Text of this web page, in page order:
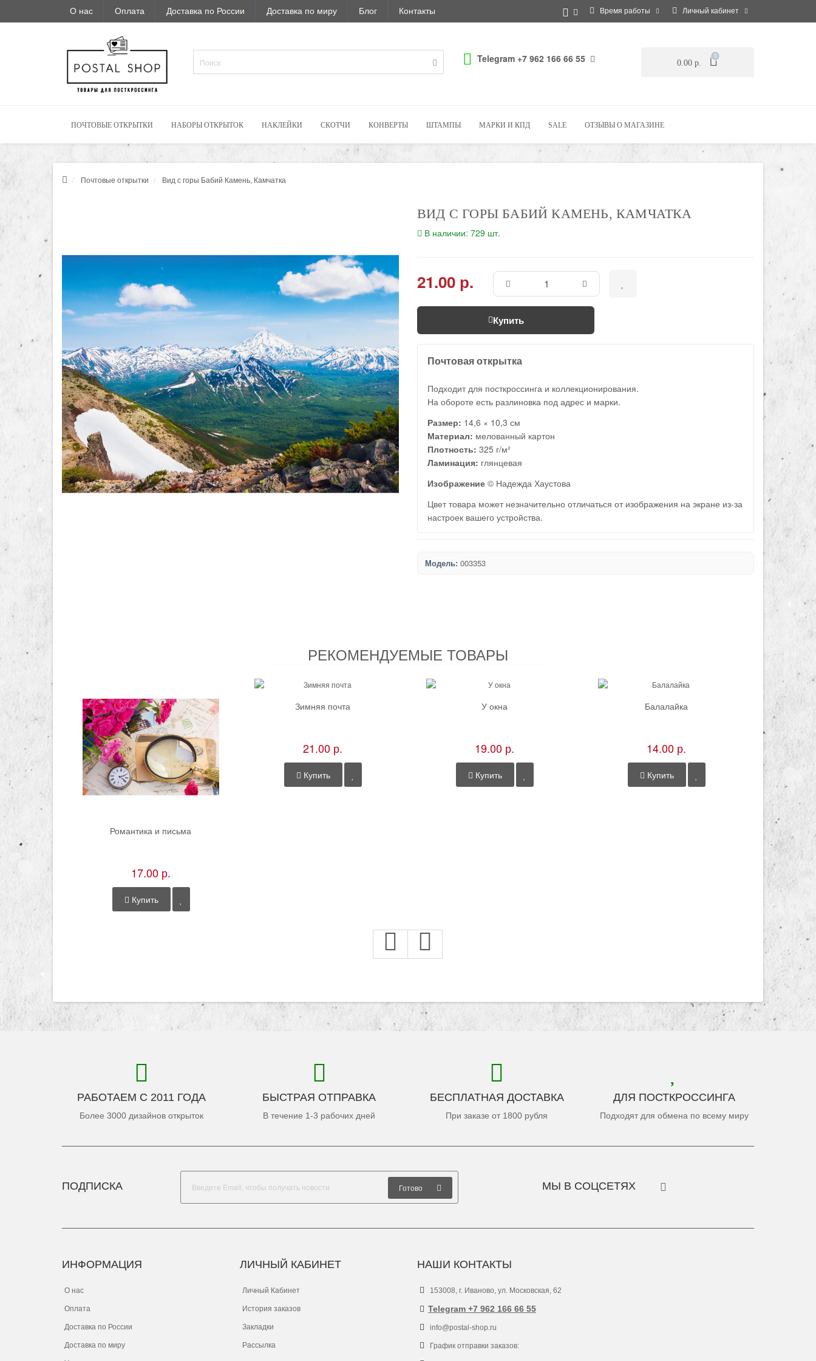
О нас Оплата Доставка по России Доставка по миру Блог Контакты Время работы Личный кабинет
Telegram +7 962 166 66 55 0.00 р.
0
ПОЧТОВЫЕ ОТКРЫТКИ НАБОРЫ ОТКРЫТОК НАКЛЕЙКИ СКОТЧИ КОНВЕРТЫ ШТАМПЫ МАРКИ И КПД SALE ОТЗЫВЫ О МАГАЗИНЕ
Почтовые открытки Вид с горы Бабий Камень, Камчатка
ВИД С ГОРЫ БАБИЙ КАМЕНЬ, КАМЧАТКА
В наличии: 729 шт.
21.00 р.
Купить
Почтовая открытка
Подходит для посткроссинга и коллекционирования.
На обороте есть разлиновка под адрес и марки.
Размер: 14,6 × 10,3 см
Материал: мелованный картон
Плотность: 325 г/м²
Ламинация: глянцевая
Изображение © Надежда Хаустова
Цвет товара может незначительно отличаться от изображения на экране из-за
настроек вашего устройства.
Модель: 003353
РЕКОМЕНДУЕМЫЕ ТОВАРЫ
Романтика и письма
17.00 р.
Купить
Зимняя почта
21.00 р.
Купить
У окна
19.00 р.
Купить
Балалайка
14.00 р.
Купить
РАБОТАЕМ С 2011 ГОДА
Более 3000 дизайнов открыток
БЫСТРАЯ ОТПРАВКА
В течение 1-3 рабочих дней
БЕСПЛАТНАЯ ДОСТАВКА
При заказе от 1800 рубля
ДЛЯ ПОСТКРОССИНГА
Подходят для обмена по всему миру
ПОДПИСКА Готово МЫ В СОЦСЕТЯХ
ИНФОРМАЦИЯ
О нас
Оплата
Доставка по России
Доставка по миру
ЛИЧНЫЙ КАБИНЕТ
Личный Кабинет
История заказов
Закладки
Рассылка
НАШИ КОНТАКТЫ
153008, г. Иваново, ул. Московская, 62
Telegram +7 962 166 66 55
info@postal-shop.ru
График отправки заказов: